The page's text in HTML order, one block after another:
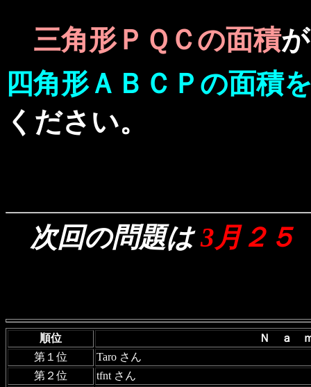
三角形ＰＱＣの面積が
四角形ＡＢＣＰの面積
ください。
次回の問題は3月２５
順位
Ｎ ａ
第１位
Taro さん
第２位
tfnt さん